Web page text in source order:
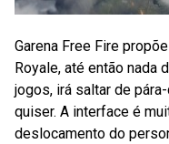
Garena Free Fire
Royale, até então nada
jogos, irá saltar de
quiser. A interface é
deslocamento do